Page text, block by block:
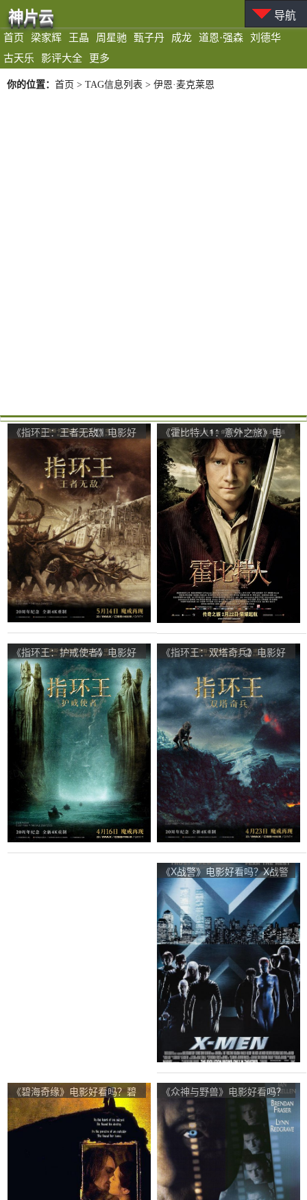
首页 梁家辉 王晶 周星驰 甄子丹 成龙 道恩·强森
刘德华
古天乐
影评大全 更多
神片云 导航
你的位置： 首页 > TAG信息列表 > 伊恩·麦克莱恩
《指环王：王者无敌》电影好
看吗？指环王：王者无敌影评
及简介
《霍比特人1：意外之旅》电
影好看吗？霍比特人1：意外
之旅影评及简介
《指环王：护戒使者》电影好
看吗？指环王：护戒使者影评
及简介
《指环王：双塔奇兵》电影好
看吗？指环王：双塔奇兵影评
及简介
《X战警》电影好看吗？X战警
影评及简介
《碧海奇缘》电影好看吗？碧
海奇缘影评及简介
《众神与野兽》电影好看吗？
众神与野兽影评及简介